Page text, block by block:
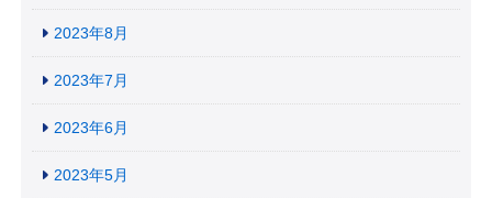
2023年8月
2023年7月
2023年6月
2023年5月